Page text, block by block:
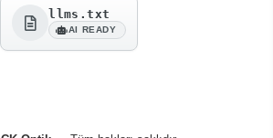
llms.txt
AI READY